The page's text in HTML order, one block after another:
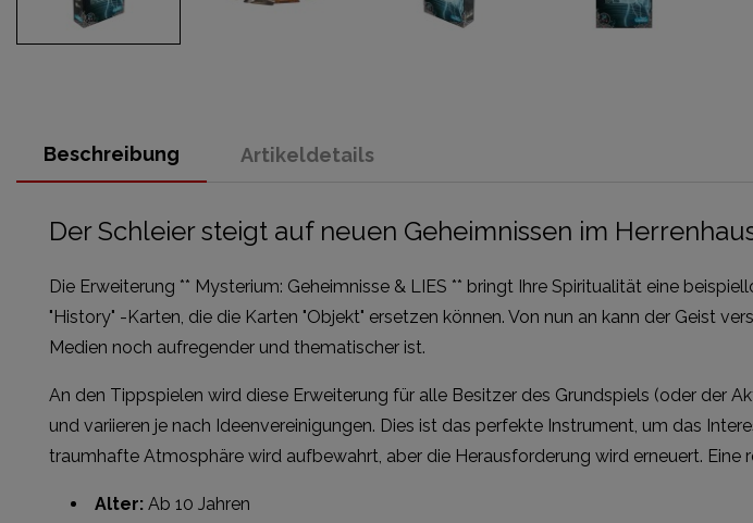
Beschreibung Artikeldetails
Der Schleier steigt auf neuen Geheimnissen im
Die Erweiterung ** Mysterium: Geheimnisse & LIES ** bringt Ihre Spiritualität eine
"History" -Karten, die die Karten "Objekt" ersetzen können. Von nun an kann der Geist
Medien noch aufregender und thematischer ist.
An den Tippspielen wird diese Erweiterung für alle Besitzer des Grundspiels (oder der
und variieren je nach Ideenvereinigungen. Dies ist das perfekte Instrument, um das
traumhafte Atmosphäre wird aufbewahrt, aber die Herausforderung wird erneuert.
Alter: Ab 10 Jahren